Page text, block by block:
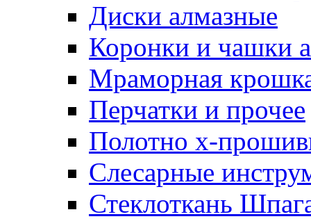
Диски алмазные
Коронки и чашки
Мраморная
Перчатки и прочее
Полотно х-
Слесарные
Стеклоткань